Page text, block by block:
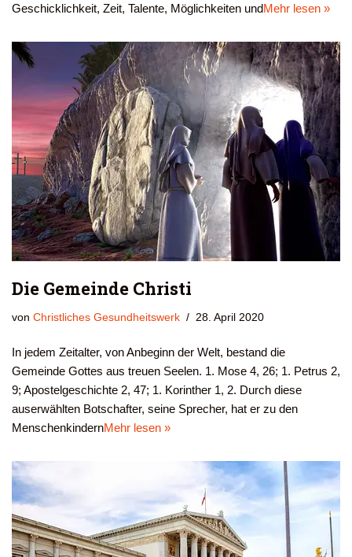
Geschicklichkeit, Zeit, Talente, Möglichkeiten undMehr lesen »
Die Gemeinde Christi
von Christliches Gesundheitswerk 28. April 2020
In jedem Zeitalter, von Anbeginn der Welt, bestand die
Gemeinde Gottes aus treuen Seelen. 1. Mose 4, 26; 1. Petrus 2,
9; Apostelgeschichte 2, 47; 1. Korinther 1, 2. Durch diese
auserwählten Botschafter, seine Sprecher, hat er zu den
MenschenkindernMehr lesen »